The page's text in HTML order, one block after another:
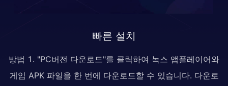
빠른 설치
방법 1. "PC버전 다운로드"를 클릭하여 녹스 앱플레이어와
게임 APK 파일을 한 번에 다운로드할 수 있습니다. 다운로